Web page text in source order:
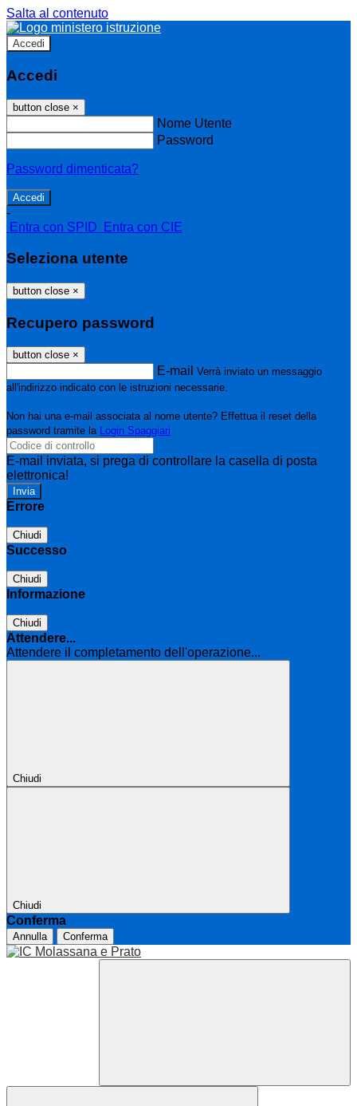
Salta al contenuto
Accedi
Accedi
button close ×
Nome Utente
Password
Password dimenticata?
-
Entra con SPID
Entra con CIE
Seleziona utente
button close ×
Recupero password
button close ×
E-mail Verrà inviato un messaggio
all'indirizzo indicato con le istruzioni necessarie.
Non hai una e-mail associata al nome utente? Effettua il reset della
password tramite la Login Spaggiari
E-mail inviata, si prega di controllare la casella di posta
elettronica!
Errore
Chiudi
Successo
Chiudi
Informazione
Chiudi
Attendere...
Attendere il completamento dell'operazione...
Chiudi
Chiudi
Conferma
Annulla Conferma